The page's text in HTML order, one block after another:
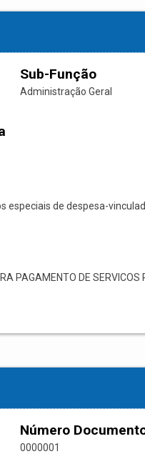
Sub-Função
Administração Geral
especiais de despesa-
PAGAMENTO DE
Número
0000001